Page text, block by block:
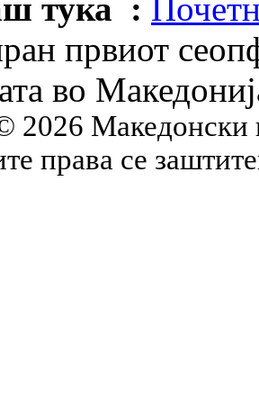
тука :
првиот
во
2026 Македонски
права се